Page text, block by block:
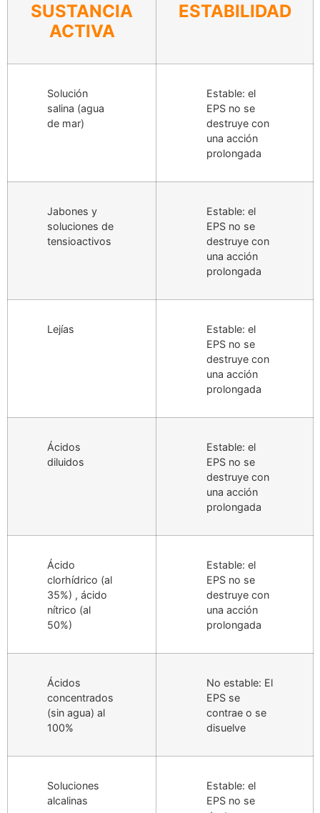
SUSTANCIA
ACTIVA
ESTABILIDAD
Solución
salina (agua
de mar)
Estable: el
EPS no se
destruye con
una acción
prolongada
Jabones y
soluciones de
tensioactivos
Estable: el
EPS no se
destruye con
una acción
prolongada
Lejías
Estable: el
EPS no se
destruye con
una acción
prolongada
Ácidos
diluidos
Estable: el
EPS no se
destruye con
una acción
prolongada
Ácido
clorhídrico (al
35%) , ácido
nítrico (al
50%)
Estable: el
EPS no se
destruye con
una acción
prolongada
Ácidos
concentrados
(sin agua) al
100%
No estable: El
EPS se
contrae o se
disuelve
Soluciones
alcalinas
Estable: el
EPS no se